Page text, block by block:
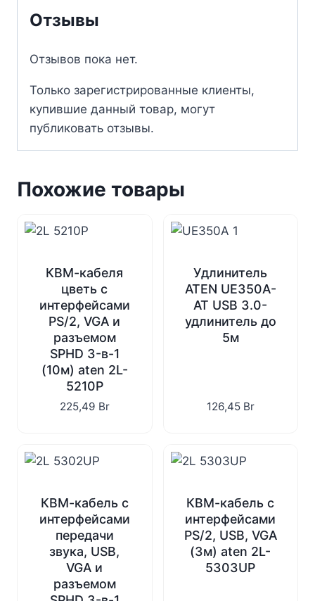
Отзывы
Отзывов пока нет.
Только зарегистрированные клиенты,
купившие данный товар, могут
публиковать отзывы.
Похожие товары
КВМ-кабеля
цветь с
интерфейсами
PS/2, VGA и
разъемом
SPHD 3-в-1
(10м) aten 2L-
5210P
225,49 Br
Удлинитель
ATEN UE350A-
AT USB 3.0-
удлинитель до
5м
126,45 Br
КВМ-кабель с
интерфейсами
передачи
звука, USB,
VGA и
разъемом
КВМ-кабель с
интерфейсами
PS/2, USB, VGA
(3м) aten 2L-
5303UP